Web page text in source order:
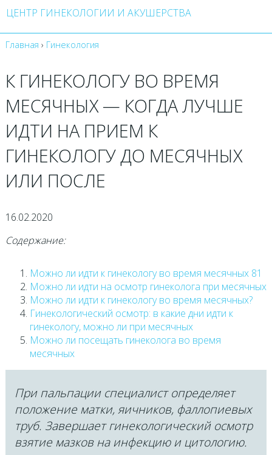
ЦЕНТР ГИНЕКОЛОГИИ И АКУШЕРСТВА
Главная › Гинекология
К ГИНЕКОЛОГУ ВО ВРЕМЯ
МЕСЯЧНЫХ — КОГДА ЛУЧШЕ
ИДТИ НА ПРИЕМ К
ГИНЕКОЛОГУ ДО МЕСЯЧНЫХ
ИЛИ ПОСЛЕ
16.02.2020
Содержание:
Можно ли идти к гинекологу во время месячных 81
Можно ли идти на осмотр гинеколога при месячных
Можно ли идти к гинекологу во время месячных?
Гинекологический осмотр: в какие дни идти к
гинекологу, можно ли при месячных
Можно ли посещать гинеколога во время
месячных
При пальпации специалист определяет
положение матки, яичников, фаллопиевых
труб. Завершает гинекологический осмотр
взятие мазков на инфекцию и цитологию.